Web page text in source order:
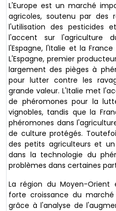
L'Europe est un marché
agricoles, soutenu par des
l'utilisation des pesticides
l'accent sur l'agriculture
l'Espagne, l'Italie et la
L'Espagne, premier
largement des pièges à
pour lutter contre les
grande valeur. L'Italie met
de phéromones pour la
vignobles, tandis que la
phéromones dans
de culture protégés.
des petits agriculteurs et
dans la technologie du
problèmes dans certaines
La région du Moyen-
forte croissance du
grâce à l'analyse de